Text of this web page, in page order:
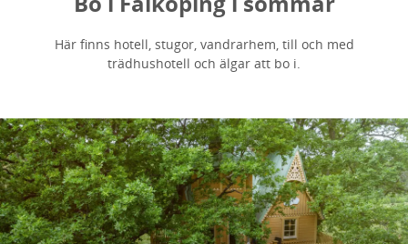
Här finns hotell, stugor, vandrarhem, till och med
trädhushotell och älgar att bo i.